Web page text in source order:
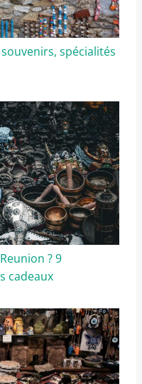
spécialités
? 9
cadeaux